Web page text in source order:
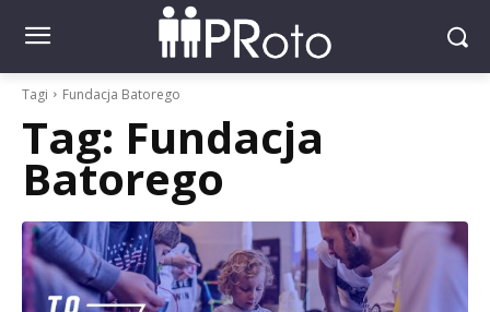
Tagi Fundacja Batorego
Tag: Fundacja
Batorego